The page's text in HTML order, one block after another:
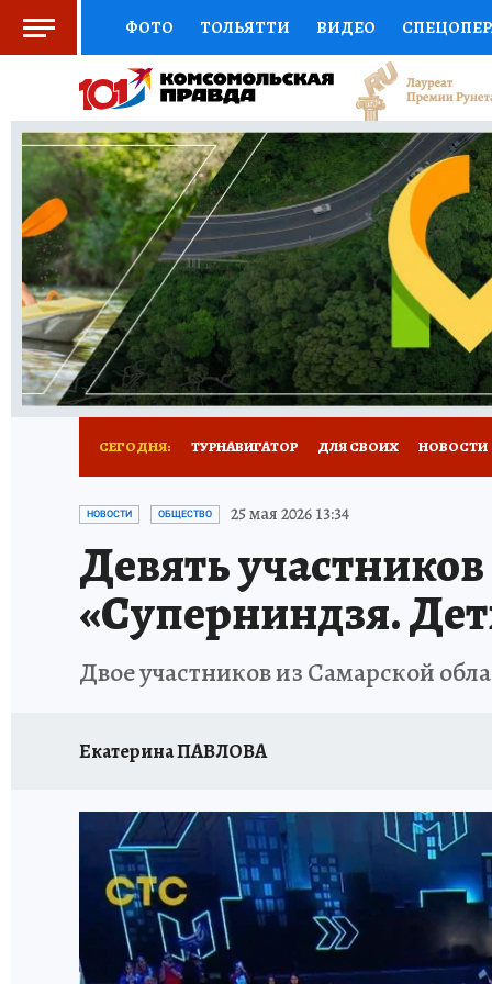
ФОТО ТОЛЬЯТТИ ВИДЕО
СОЦПОДДЕРЖКА НАУКА СПОРТ
ВЫБОР ЭКСПЕРТОВ ДОКТОР
КНИЖНАЯ ПОЛКА ПРОГНОЗЫ НА СПОРТ
ПРЕСС-ЦЕНТР НЕДВИЖИМОСТЬ
КОЛЛЕКЦИИ КП РЕКЛАМА ОБЪЯВЛЕНИЯ
СЕГОДНЯ: ТУРНАВИГАТОР ДЛЯ СВОИХ НОВОСТИ
НАДЕЖНЫЕ РАБОТОДАТЕЛИ
НОВЫЙ ГОД В САМАРЕ КП В МАХ
КУЙБЫШЕВ - ФРОНТУ ИТОГИ ГОДА-2024
ЗАПОВЕДНАЯ РОССИЯ СЧАСТЬЕ В СЕМЬЕ
НОВОСТИ ОБЩЕСТВО 25 мая 2026 13:34
Девять
«Суперниндзя.
Двое участников из Самарской
Екатерина ПАВЛОВА